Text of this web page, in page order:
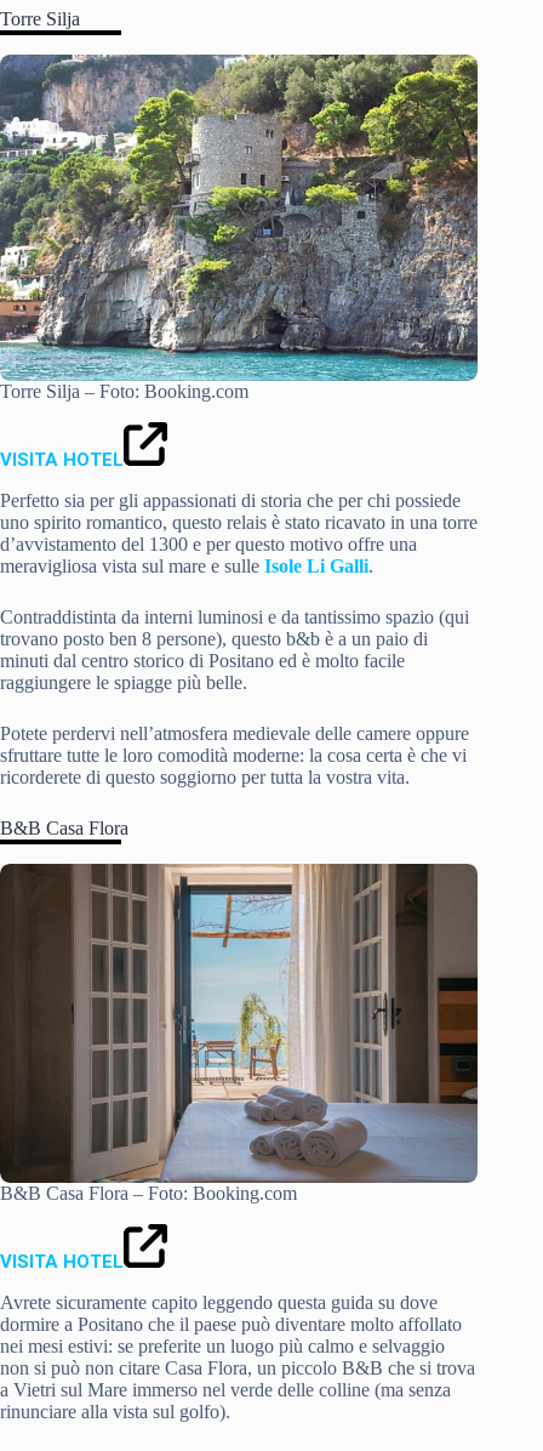
Torre Silja
Torre Silja – Foto: Booking.com
VISITA HOTEL
Perfetto sia per gli appassionati di storia che per chi possiede
uno spirito romantico, questo relais è stato ricavato in una torre
d’avvistamento del 1300 e per questo motivo offre una
meravigliosa vista sul mare e sulle Isole Li Galli.
Contraddistinta da interni luminosi e da tantissimo spazio (qui
trovano posto ben 8 persone), questo b&b è a un paio di
minuti dal centro storico di Positano ed è molto facile
raggiungere le spiagge più belle.
Potete perdervi nell’atmosfera medievale delle camere oppure
sfruttare tutte le loro comodità moderne: la cosa certa è che vi
ricorderete di questo soggiorno per tutta la vostra vita.
B&B Casa Flora
B&B Casa Flora – Foto: Booking.com
VISITA HOTEL
Avrete sicuramente capito leggendo questa guida su dove
dormire a Positano che il paese può diventare molto affollato
nei mesi estivi: se preferite un luogo più calmo e selvaggio
non si può non citare Casa Flora, un piccolo B&B che si trova
a Vietri sul Mare immerso nel verde delle colline (ma senza
rinunciare alla vista sul golfo).